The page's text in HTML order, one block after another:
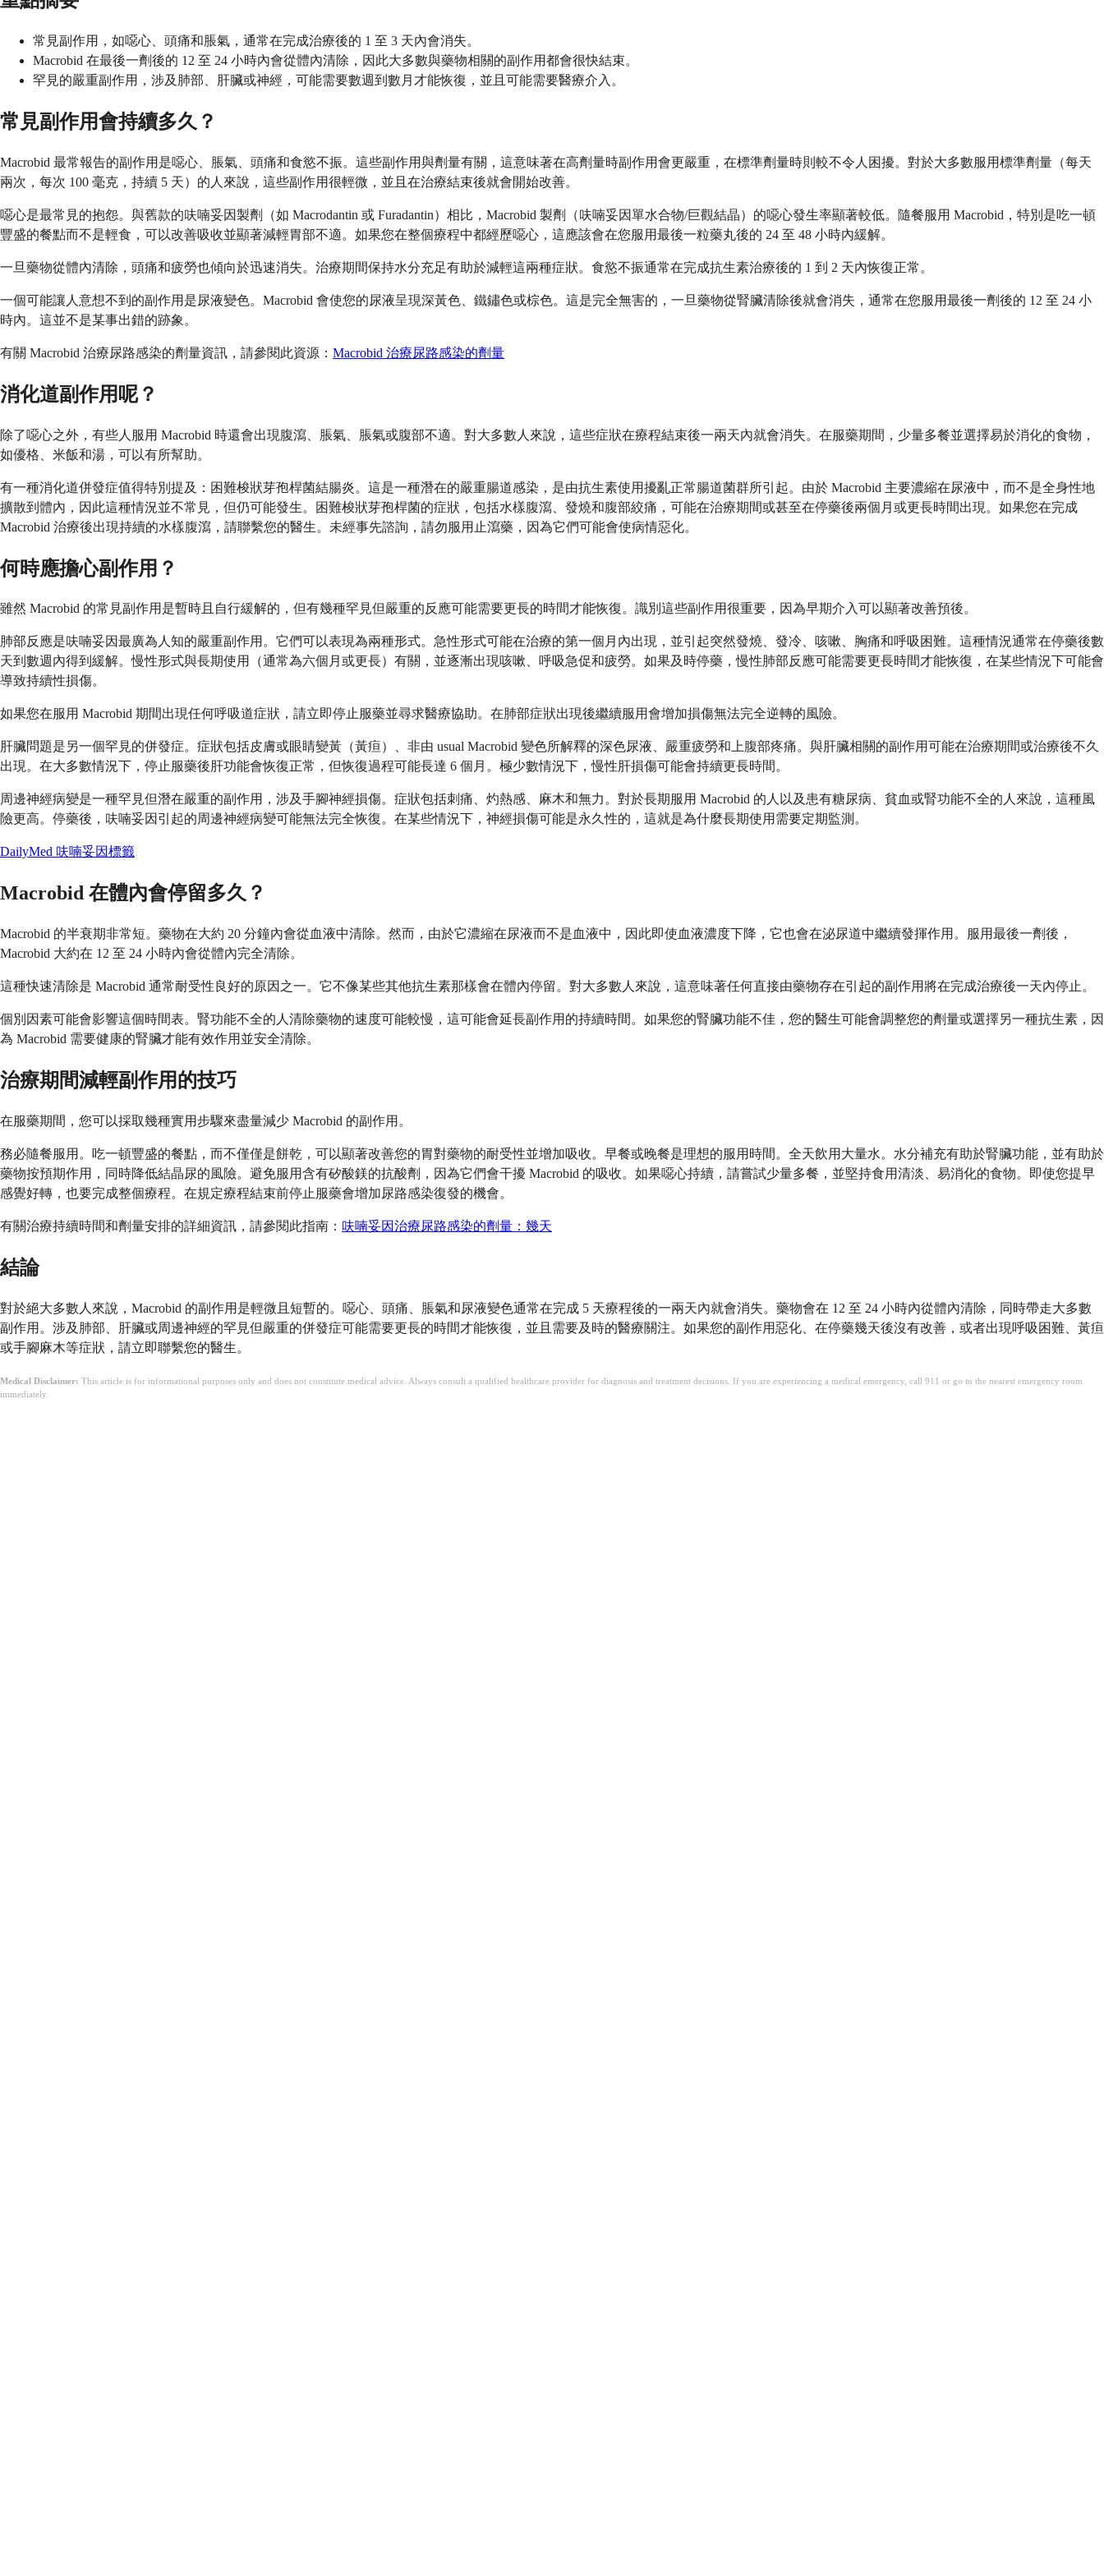
常見副作用，如噁心、頭痛和脹氣，通常在完成治療後的 1 至 3 天內會消失。
Macrobid 在最後一劑後的 12 至 24 小時內會從體內清除，因此大多數與藥物相關的副作用都會很快結束。
罕見的嚴重副作用，涉及肺部、肝臟或神經，可能需要數週到數月才能恢復，並且可能需要醫療介入。
常見副作用會持續多久？
Macrobid 最常報告的副作用是噁心、脹氣、頭痛和食慾不振。這些副作用與劑量有關，這意味著在高劑量時副作用會更嚴重，在標準劑量時則較不令人困擾。對於大多數服用標準劑量（每天
兩次，每次 100 毫克，持續 5 天）的人來說，這些副作用很輕微，並且在治療結束後就會開始改善。
噁心是最常見的抱怨。與舊款的呋喃妥因製劑（如 Macrodantin 或 Furadantin）相比，Macrobid 製劑（呋喃妥因單水合物/巨觀結晶）的噁心發生率顯著較低。隨餐服用 Macrobid，特別是吃一頓
豐盛的餐點而不是輕食，可以改善吸收並顯著減輕胃部不適。如果您在整個療程中都經歷噁心，這應該會在您服用最後一粒藥丸後的 24 至 48 小時內緩解。
一旦藥物從體內清除，頭痛和疲勞也傾向於迅速消失。治療期間保持水分充足有助於減輕這兩種症狀。食慾不振通常在完成抗生素治療後的 1 到 2 天內恢復正常。
一個可能讓人意想不到的副作用是尿液變色。Macrobid 會使您的尿液呈現深黃色、鐵鏽色或棕色。這是完全無害的，一旦藥物從腎臟清除後就會消失，通常在您服用最後一劑後的 12 至 24 小
時內。這並不是某事出錯的跡象。
有關 Macrobid 治療尿路感染的劑量資訊，請參閱此資源： Macrobid 治療尿路感染的劑量
消化道副作用呢？
除了噁心之外，有些人服用 Macrobid 時還會出現腹瀉、脹氣、脹氣或腹部不適。對大多數人來說，這些症狀在療程結束後一兩天內就會消失。在服藥期間，少量多餐並選擇易於消化的食物，
如優格、米飯和湯，可以有所幫助。
有一種消化道併發症值得特別提及：困難梭狀芽孢桿菌結腸炎。這是一種潛在的嚴重腸道感染，是由抗生素使用擾亂正常腸道菌群所引起。由於 Macrobid 主要濃縮在尿液中，而不是全身性地
擴散到體內，因此這種情況並不常見，但仍可能發生。困難梭狀芽孢桿菌的症狀，包括水樣腹瀉、發燒和腹部絞痛，可能在治療期間或甚至在停藥後兩個月或更長時間出現。如果您在完成
Macrobid 治療後出現持續的水樣腹瀉，請聯繫您的醫生。未經事先諮詢，請勿服用止瀉藥，因為它們可能會使病情惡化。
何時應擔心副作用？
雖然 Macrobid 的常見副作用是暫時且自行緩解的，但有幾種罕見但嚴重的反應可能需要更長的時間才能恢復。識別這些副作用很重要，因為早期介入可以顯著改善預後。
肺部反應是呋喃妥因最廣為人知的嚴重副作用。它們可以表現為兩種形式。急性形式可能在治療的第一個月內出現，並引起突然發燒、發冷、咳嗽、胸痛和呼吸困難。這種情況通常在停藥後數
天到數週內得到緩解。慢性形式與長期使用（通常為六個月或更長）有關，並逐漸出現咳嗽、呼吸急促和疲勞。如果及時停藥，慢性肺部反應可能需要更長時間才能恢復，在某些情況下可能會
導致持續性損傷。
如果您在服用 Macrobid 期間出現任何呼吸道症狀，請立即停止服藥並尋求醫療協助。在肺部症狀出現後繼續服用會增加損傷無法完全逆轉的風險。
肝臟問題是另一個罕見的併發症。症狀包括皮膚或眼睛變黃（黃疸）、非由 usual Macrobid 變色所解釋的深色尿液、嚴重疲勞和上腹部疼痛。與肝臟相關的副作用可能在治療期間或治療後不久
出現。在大多數情況下，停止服藥後肝功能會恢復正常，但恢復過程可能長達 6 個月。極少數情況下，慢性肝損傷可能會持續更長時間。
周邊神經病變是一種罕見但潛在嚴重的副作用，涉及手腳神經損傷。症狀包括刺痛、灼熱感、麻木和無力。對於長期服用 Macrobid 的人以及患有糖尿病、貧血或腎功能不全的人來說，這種風
險更高。停藥後，呋喃妥因引起的周邊神經病變可能無法完全恢復。在某些情況下，神經損傷可能是永久性的，這就是為什麼長期使用需要定期監測。
DailyMed 呋喃妥因標籤
Macrobid 在體內會停留多久？
Macrobid 的半衰期非常短。藥物在大約 20 分鐘內會從血液中清除。然而，由於它濃縮在尿液而不是血液中，因此即使血液濃度下降，它也會在泌尿道中繼續發揮作用。服用最後一劑後，
Macrobid 大約在 12 至 24 小時內會從體內完全清除。
這種快速清除是 Macrobid 通常耐受性良好的原因之一。它不像某些其他抗生素那樣會在體內停留。對大多數人來說，這意味著任何直接由藥物存在引起的副作用將在完成治療後一天內停止。
個別因素可能會影響這個時間表。腎功能不全的人清除藥物的速度可能較慢，這可能會延長副作用的持續時間。如果您的腎臟功能不佳，您的醫生可能會調整您的劑量或選擇另一種抗生素，因
為 Macrobid 需要健康的腎臟才能有效作用並安全清除。
治療期間減輕副作用的技巧
在服藥期間，您可以採取幾種實用步驟來盡量減少 Macrobid 的副作用。
務必隨餐服用。吃一頓豐盛的餐點，而不僅僅是餅乾，可以顯著改善您的胃對藥物的耐受性並增加吸收。早餐或晚餐是理想的服用時間。全天飲用大量水。水分補充有助於腎臟功能，並有助於
藥物按預期作用，同時降低結晶尿的風險。避免服用含有矽酸鎂的抗酸劑，因為它們會干擾 Macrobid 的吸收。如果噁心持續，請嘗試少量多餐，並堅持食用清淡、易消化的食物。即使您提早
感覺好轉，也要完成整個療程。在規定療程結束前停止服藥會增加尿路感染復發的機會。
有關治療持續時間和劑量安排的詳細資訊，請參閱此指南： 呋喃妥因治療尿路感染的劑量：幾天
結論
對於絕大多數人來說，Macrobid 的副作用是輕微且短暫的。噁心、頭痛、脹氣和尿液變色通常在完成 5 天療程後的一兩天內就會消失。藥物會在 12 至 24 小時內從體內清除，同時帶走大多數
副作用。涉及肺部、肝臟或周邊神經的罕見但嚴重的併發症可能需要更長的時間才能恢復，並且需要及時的醫療關注。如果您的副作用惡化、在停藥幾天後沒有改善，或者出現呼吸困難、黃疸
或手腳麻木等症狀，請立即聯繫您的醫生。
Medical Disclaimer: This article is for informational purposes only and does not constitute medical advice. Always consult a qualified healthcare provider for diagnosis and treatment decisions. If you are experiencing a medical emergency, call 911 or go to the nearest emergency room
immediately.